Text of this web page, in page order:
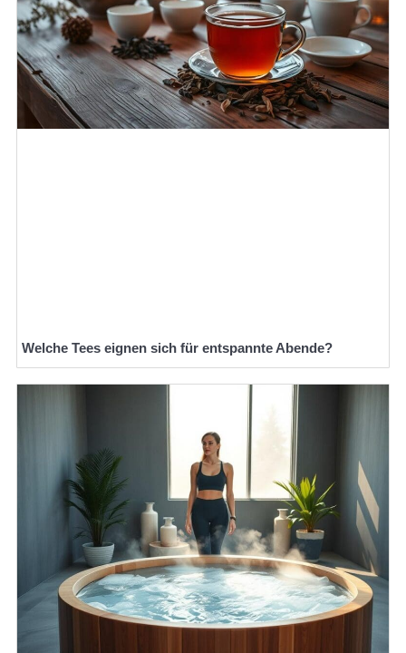
Welche Tees eignen sich für entspannte Abende?